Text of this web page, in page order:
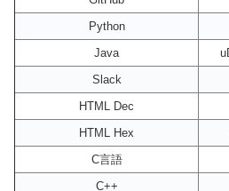
Python
Java
Slack
HTML Dec
HTML Hex
C言語
C++